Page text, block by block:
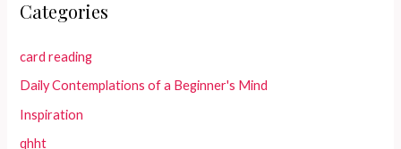
Categories
card reading
Daily Contemplations of a Beginner's Mind
Inspiration
qhht